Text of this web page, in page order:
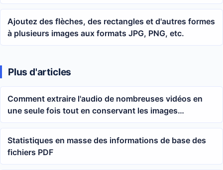
Ajoutez des flèches, des rectangles et d'autres formes
à plusieurs images aux formats JPG, PNG, etc.
Plus d'articles
Comment extraire l'audio de nombreuses vidéos en
une seule fois tout en conservant les images
silencieuses ? Méthode de séparation audio et vidéo
Statistiques en masse des informations de base des
fichiers PDF